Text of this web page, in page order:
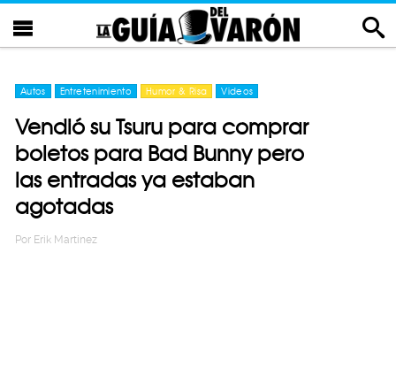
Autos Entretenimiento Humor & Risa Videos
Vendió su Tsuru para comprar
boletos para Bad Bunny pero
las entradas ya estaban
agotadas
Por Erik Martinez